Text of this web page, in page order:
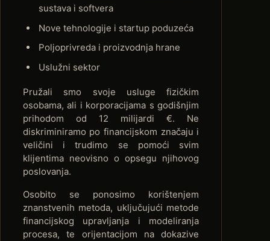
sustava i softvera
Nove tehnologije i startup poduzeća
Poljoprivreda i proizvodnja hrane
Uslužni sektor
Pružali smo svoje usluge fizičkim
osobama, ali i korporacijama s godišnjim
prihodom od 12 milijardi €. Ne
diskriminiramo po financijskom značaju i
veličini i trudimo se pomoći svim
klijentima neovisno o opsegu njihovog
poslovanja.
Osobito se ponosimo korištenjem
znanstvenih metoda, uključujući metode
financijskog upravljanja i modeliranja
procesa, te orijentacijom na dokazive